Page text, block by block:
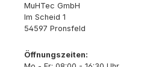
MuHTec GmbH
Im Scheid 1
54597 Pronsfeld
Öffnungszeiten: